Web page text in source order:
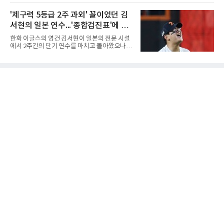
비교하기 어려울 정도로 폭염이 길어지고 강해
지고 있다. 여기에 장마, 이
하부고는 5일 충북 제천실내체육관에서 열린 대
회 남자 18세 이하부 준결승에서 남성고를 세트
스코어 3-1(25-17, 17-25, 25-21, 25-17)로 꺾
고 결승행 티켓을 따냈다. 인하부고는 높은 공격
성공률을 앞세워 경기 주도권을 잡으며 승리를
거뒀다.수성고도 준결승에서 속초고를 상대로
안정된 조직력을 바탕으로 3-1(25-23, 25-16,
'제구력 5등급 2주 과외' 꼴이었던 김
서현의 일본 연수...'종합검진표'에 불
과
한화 이글스의 영건 김서현이 일본의 전문 시설
에서 2주간의 단기 연수를 마치고 돌아왔으나,